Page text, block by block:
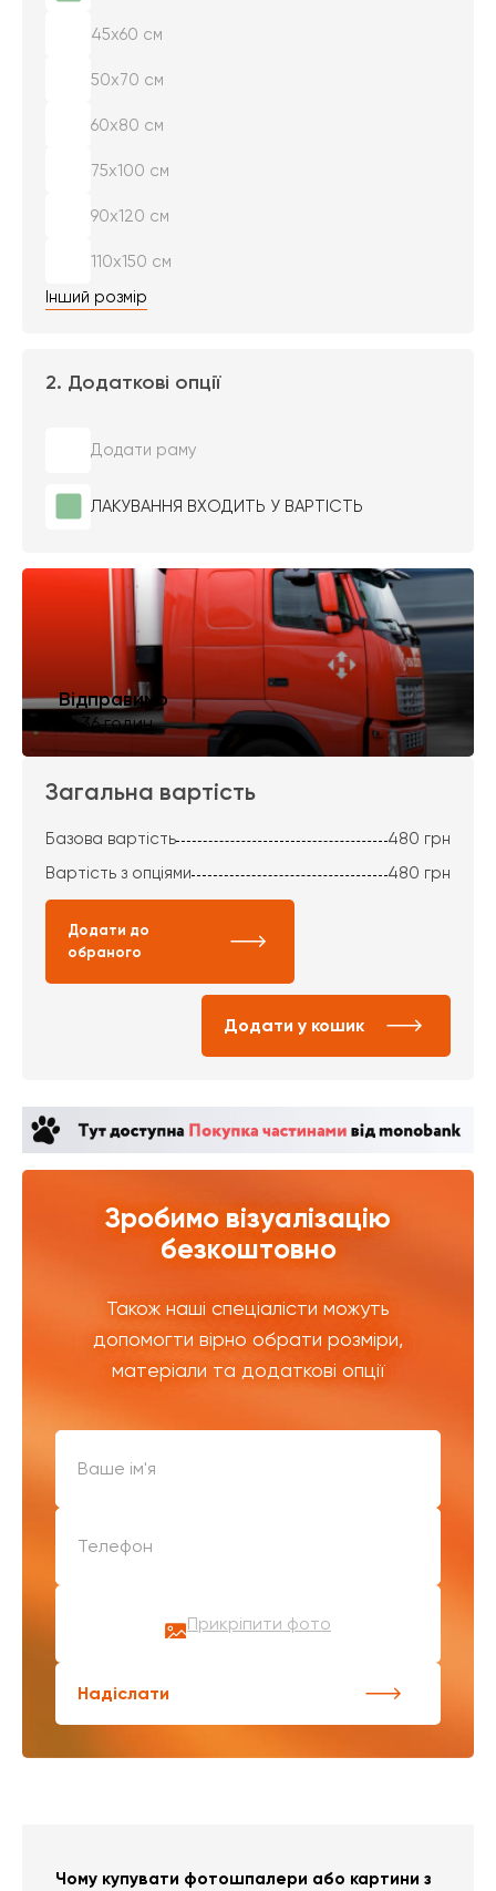
45х60 см
50х70 см
60х80 см
75х100 см
90х120 см
110х150 см
Інший розмір
2. Додаткові опції
Додати раму
ЛАКУВАННЯ ВХОДИТЬ У ВАРТІСТЬ
Відправимо
за 36 годин
Загальна вартість
Базова вартість 480 грн
Вартість з опціями
480 грн
Додати до
обраного
Додати у кошик
Зробимо візуалізацію
безкоштовно
Також наші спеціалісти можуть
допомогти вірно обрати розміри,
матеріали та додаткові опції
Прикріпити фото
Надіслати
Чому купувати фотошпалери або картини з